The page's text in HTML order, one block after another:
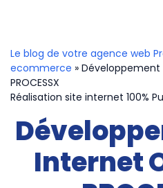
Le blog de votre agence web
ecommerce »
PROCESSX
Réalisation site internet 100%
Internet